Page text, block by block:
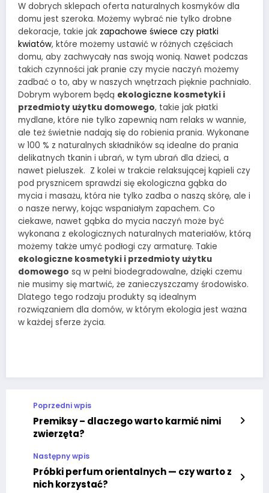
W dobrych sklepach oferta naturalnych kosmyków dla
domu jest szeroka. Możemy wybrać nie tylko drobne
dekoracje, takie jak zapachowe świece czy płatki
kwiatów, które możemy ustawić w różnych częściach
domu, aby zachwycały nas swoją wonią. Nawet podczas
takich czynności jak pranie czy mycie naczyń możemy
zadbać o to, aby w naszych wnętrzach pięknie pachniało.
Dobrym wyborem będą ekologiczne kosmetyki i
przedmioty użytku domowego, takie jak płatki
mydlane, które nie tylko zapewnią nam relaks w wannie,
ale też świetnie nadają się do robienia prania. Wykonane
w 100 % z naturalnych składników są idealne do prania
delikatnych tkanin i ubrań, w tym ubrań dla dzieci, a
nawet pieluszek. Z kolei w trakcie relaksującej kąpieli czy
pod prysznicem sprawdzi się ekologiczna gąbka do
mycia i masażu, która nie tylko zadba o naszą skórę, ale i
o nasze nerwy, kojąc wspaniałym zapachem. Co
ciekawe, nawet gąbka do mycia naczyń może być
wykonana z ekologicznych naturalnych materiałów, którą
możemy także umyć podłogi czy armaturę. Takie
ekologiczne kosmetyki i przedmioty użytku
domowego są w pełni biodegradowalne, dzięki czemu
nie musimy się martwić, że zanieczyszczamy środowisko.
Dlatego tego rodzaju produkty są idealnym
rozwiązaniem dla domów, w którym ekologia jest ważna
w każdej sferze życia.
Poprzedni wpis
Premiksy – dlaczego warto karmić nimi
zwierzęta?
Następny wpis
Próbki perfum orientalnych — czy warto z
nich korzystać?